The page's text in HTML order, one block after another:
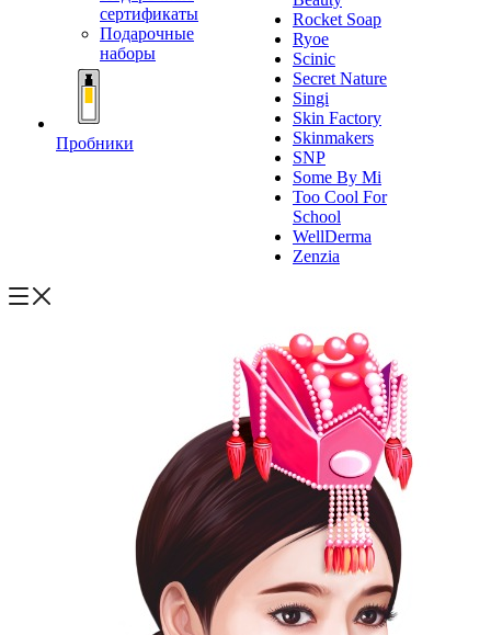
сертификаты
Подарочные
наборы
Пробники
Rocket Soap
Ryoe
Scinic
Secret Nature
Singi
Skin Factory
Skinmakers
SNP
Some By Mi
Too Cool For
School
WellDerma
Zenzia